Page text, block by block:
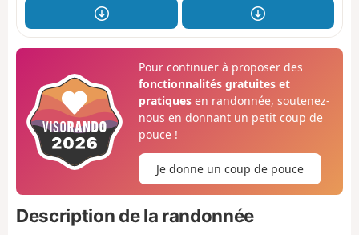
Pour continuer à proposer des
fonctionnalités gratuites et
pratiquesen randonnée, soutenez-
nous en donnant un petit coup de
pouce !
Je donne un coup de pouce
Description de la randonnée